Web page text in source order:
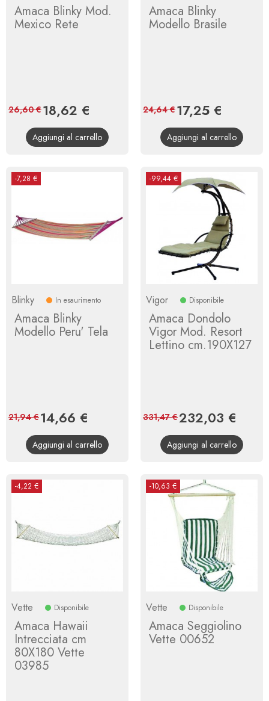
Amaca Blinky Mod.
Mexico Rete
Prezzo
18,62 €
base
26,60 €
Aggiungi al carrello
Amaca Blinky
Modello Brasile
Prezzo
17,25 €
base
24,64 €
Aggiungi al carrello
-7,28 €
Blinky In esaurimento
Amaca Blinky
Modello Peru' Tela
Prezzo
14,66 €
base
21,94 €
Aggiungi al carrello
-99,44 €
Vigor Disponibile
Amaca Dondolo
Vigor Mod. Resort
Lettino cm.190X127
Prezzo
232,03 €
base
331,47 €
Aggiungi al carrello
-4,22 €
Vette Disponibile
Amaca Hawaii
Intrecciata cm
80X180 Vette
03985
-10,63 €
Vette Disponibile
Amaca Seggiolino
Vette 00652